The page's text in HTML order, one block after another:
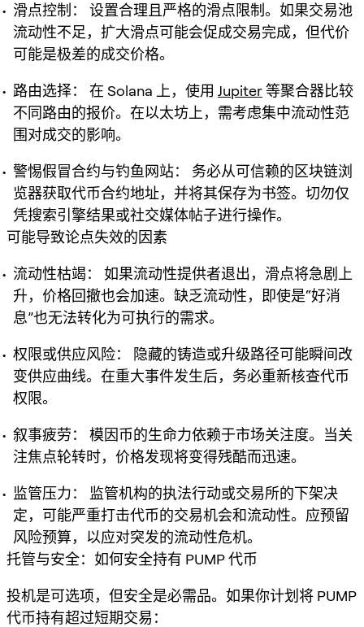
滑点控制：
设置合理且严格的滑点限制。如果交易池
流动性不足，扩大滑点可能会促成交易完成，但代价
可能是极差的成交价格。
路由选择： 在 Solana 上，使用 Jupiter等聚合器比较
不同路由的报价。在以太坊上，需考虑集中流动性范
围对成交的影响。
警惕假冒合约与钓鱼网站：
务必从可信赖的区块链浏
览器获取代币合约地址，并将其保存为书签。切勿仅
凭搜索引擎结果或社交媒体帖子进行操作。
可能导致论点失效的因素
流动性枯竭：
如果流动性提供者退出，滑点将急剧上
升，价格回撤也会加速。缺乏流动性，即使是“好消
息”也无法转化为可执行的需求。
权限或供应风险：
隐藏的铸造或升级路径可能瞬间改
变供应曲线。在重大事件发生后，务必重新核查代币
权限。
叙事疲劳：
模因币的生命力依赖于市场关注度。当关
注焦点轮转时，价格发现将变得残酷而迅速。
监管压力：
监管机构的执法行动或交易所的下架决
定，可能严重打击代币的交易机会和流动性。应预留
风险预算，以应对突发的流动性危机。
托管与安全：如何安全持有 PUMP 代币
投机是可选项，但安全是必需品。如果你计划将 PUMP
代币持有超过短期交易：